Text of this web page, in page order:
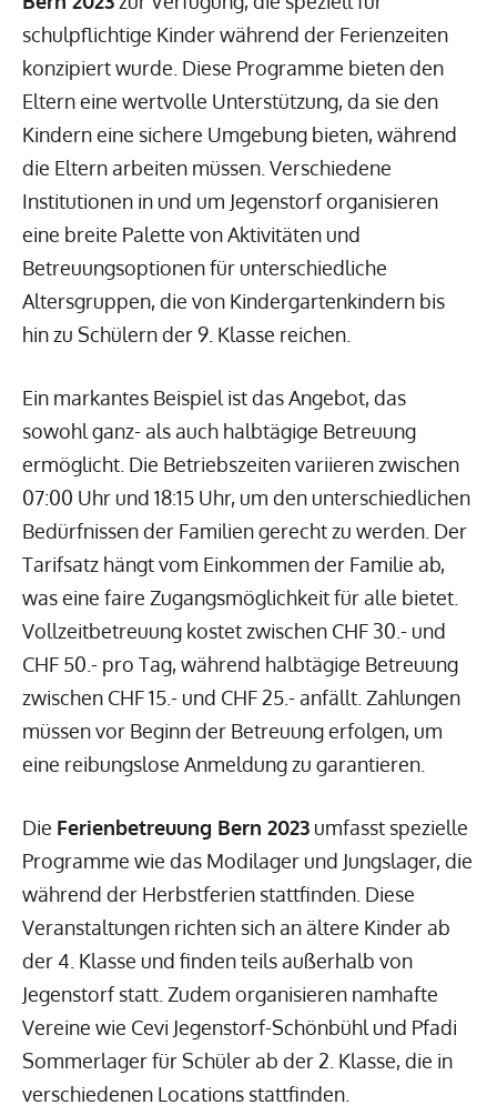
schulpflichtige Kinder während der Ferienzeiten
konzipiert wurde. Diese Programme bieten den
Eltern eine wertvolle Unterstützung, da sie den
Kindern eine sichere Umgebung bieten, während
die Eltern arbeiten müssen. Verschiedene
Institutionen in und um Jegenstorf organisieren
eine breite Palette von Aktivitäten und
Betreuungsoptionen für unterschiedliche
Altersgruppen, die von Kindergartenkindern bis
hin zu Schülern der 9. Klasse reichen.
Ein markantes Beispiel ist das Angebot, das
sowohl ganz- als auch halbtägige Betreuung
ermöglicht. Die Betriebszeiten variieren zwischen
07:00 Uhr und 18:15 Uhr, um den unterschiedlichen
Bedürfnissen der Familien gerecht zu werden. Der
Tarifsatz hängt vom Einkommen der Familie ab,
was eine faire Zugangsmöglichkeit für alle bietet.
Vollzeitbetreuung kostet zwischen CHF 30.- und
CHF 50.- pro Tag, während halbtägige Betreuung
zwischen CHF 15.- und CHF 25.- anfällt. Zahlungen
müssen vor Beginn der Betreuung erfolgen, um
eine reibungslose Anmeldung zu garantieren.
Die Ferienbetreuung Bern 2023 umfasst spezielle
Programme wie das Modilager und Jungslager, die
während der Herbstferien stattfinden. Diese
Veranstaltungen richten sich an ältere Kinder ab
der 4. Klasse und finden teils außerhalb von
Jegenstorf statt. Zudem organisieren namhafte
Vereine wie Cevi Jegenstorf-Schönbühl und Pfadi
Sommerlager für Schüler ab der 2. Klasse, die in
verschiedenen Locations stattfinden.